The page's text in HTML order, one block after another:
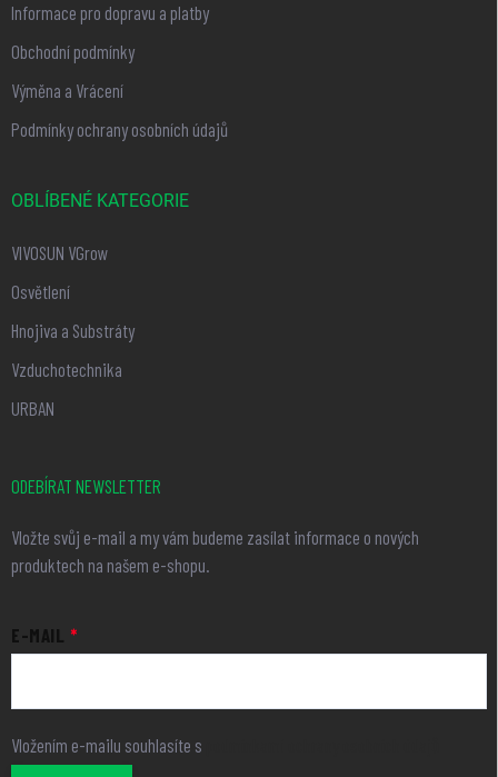
Informace pro dopravu a platby
Obchodní podmínky
Výměna a Vrácení
Podmínky ochrany osobních údajů
OBLÍBENÉ KATEGORIE
VIVOSUN VGrow
Osvětlení
Hnojiva a Substráty
Vzduchotechnika
URBAN
ODEBÍRAT NEWSLETTER
Vložte svůj e-mail a my vám budeme zasílat informace o nových
produktech na našem e-shopu.
E-MAIL
Vložením e-mailu souhlasíte s